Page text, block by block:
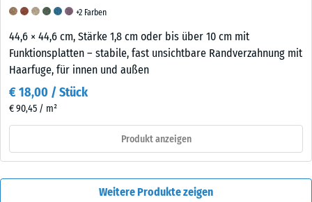
+2 Farben
44,6 × 44,6 cm, Stärke 1,8 cm oder bis über 10 cm mit
Funktionsplatten – stabile, fast unsichtbare Randverzahnung mit
Haarfuge, für innen und außen
€ 18,00 / Stück
€ 90,45 / m²
Produkt anzeigen
Weitere Produkte zeigen